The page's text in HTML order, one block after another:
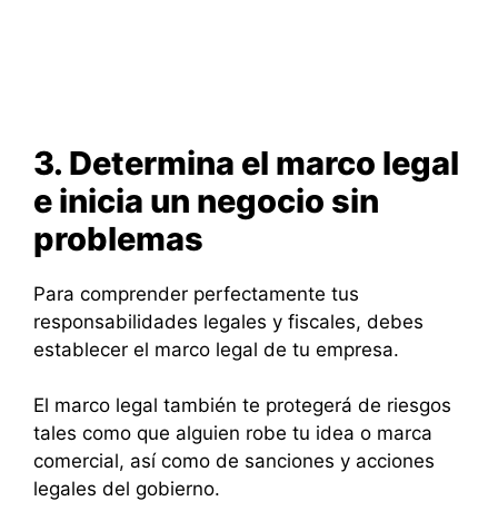
3. Determina el marco legal
e inicia un negocio sin
problemas
Para comprender perfectamente tus
responsabilidades legales y fiscales, debes
establecer el marco legal de tu empresa.
El marco legal también te protegerá de riesgos
tales como que alguien robe tu idea o marca
comercial, así como de sanciones y acciones
legales del gobierno.